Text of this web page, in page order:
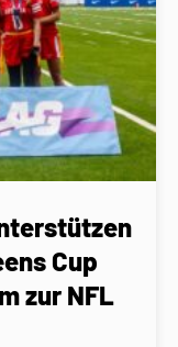
Cup
zur NFL